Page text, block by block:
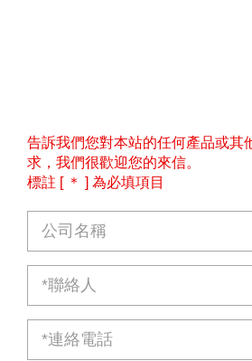
告訴我們您對本站的任何產品或其
求，我們很歡迎您的來信。
標註 [ ＊ ] 為必填項目